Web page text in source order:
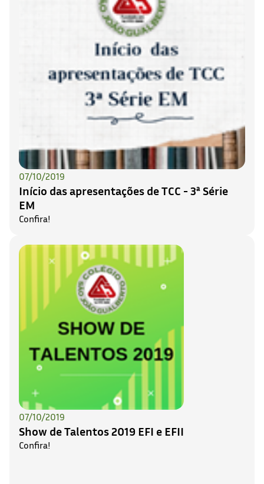
07/10/2019
Início das apresentações de TCC - 3ª Série
EM
Confira!
07/10/2019
Show de Talentos 2019 EFI e EFII
Confira!